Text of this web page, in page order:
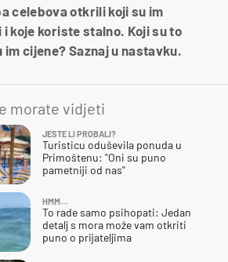
celebova otkrili koji su im
koje koriste stalno. Koji su to
im cijene? Saznaj u nastavku.
morate vidjeti
JESTE LI PROBALI?
Turisticu oduševila ponuda u
Primoštenu: "Oni su puno
pametniji od nas"
HMM…
To rade samo psihopati: Jedan
detalj s mora može vam otkriti
puno o prijateljima